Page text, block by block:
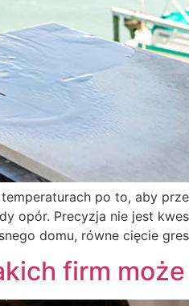
po to, aby
opór. Precyzja nie jest
domu, równe cięcie
firm